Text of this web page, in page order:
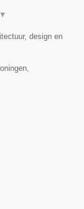
▼
design en